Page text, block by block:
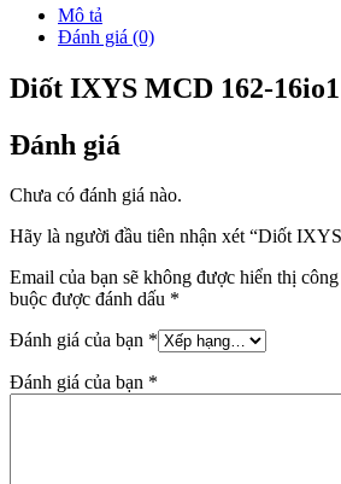
Mô tả
Đánh giá (0)
Diốt IXYS MCD 162-16io1
Đánh giá
Chưa có đánh giá nào.
Hãy là người đầu tiên nhận xét “Diốt
Email của bạn sẽ không được hiển thị
buộc được đánh dấu *
Đánh giá của bạn *
Đánh giá của bạn *